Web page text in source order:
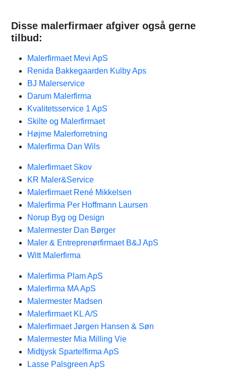
Disse malerfirmaer afgiver også gerne
tilbud:
Malerfirmaet Mevi ApS
Renida Bakkegaarden Kulby Aps
BJ Malerservice
Darum Malerfirma
Kvalitetsservice 1 ApS
Skilte og Malerfirmaet
Højme Malerforretning
Malerfirma Dan Wils
Malerfirmaet Skov
KR Maler&Service
Malerfirmaet René Mikkelsen
Malerfirma Per Hoffmann Laursen
Norup Byg og Design
Malermester Dan Børger
Maler & Entreprenørfirmaet B&J ApS
Witt Malerfirma
Malerfirma Plam ApS
Malerfirma MA ApS
Malermester Madsen
Malerfirmaet KL A/S
Malerfirmaet Jørgen Hansen & Søn
Malermester Mia Milling Vie
Midtjysk Spartelfirma ApS
Lasse Palsgreen ApS